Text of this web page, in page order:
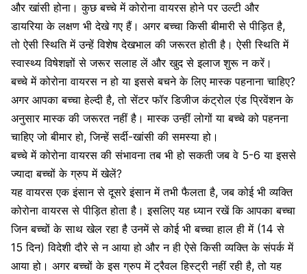
और खांसी होना। कुछ बच्चे में कोरोना वायरस होने पर उल्टी और
डायरिया के लक्षण भी देखे गए हैं। अगर बच्चा किसी बीमारी से पीड़ित है,
तो ऐसी स्थिति में उन्हें विशेष देखभाल की जरूरत होती है। ऐसी स्थिति में
स्वास्थ्य विषेशज्ञों से जरूर सलाह लें और खुद से इलाज शुरू न करें।
बच्चे में कोरोना वायरस न हो या इससे बचने के लिए मास्क पहनाना चाहिए?
अगर आपका बच्चा हेल्दी है, तो सेंटर फॉर डिजीज कंट्रोल एंड प्रिवेंशन के
अनुसार मास्क की जरूरत नहीं है। मास्क उन्हीं लोगों या बच्चे को पहनना
चाहिए जो बीमार हो, जिन्हें सर्दी-खांसी की समस्या हो।
बच्चे में कोरोना वायरस की संभावना तब भी हो सकती जब वे 5-6 या इससे
ज्यादा बच्चों के ग्रुप में खेलें?
यह वायरस एक इंसान से दूसरे इंसान में तभी फैलता है, जब कोई भी व्यक्ति
कोरोना वायरस से पीड़ित होता है। इसलिए यह ध्यान रखें कि आपका बच्चा
जिन बच्चों के साथ खेल रहा है उनमें से कोई भी बच्चा हाल ही में (14 से
15 दिन) विदेशी दौरे से न आया हो और न ही ऐसे किसी व्यक्ति के संपर्क में
आया हो। अगर बच्चों के इस ग्रुप में ट्रैवल हिस्ट्री नहीं रही है, तो यह